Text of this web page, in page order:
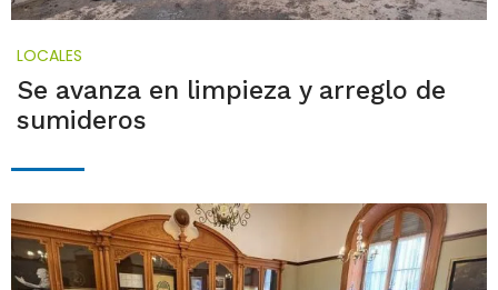
LOCALES
Se avanza en limpieza y arreglo de
sumideros